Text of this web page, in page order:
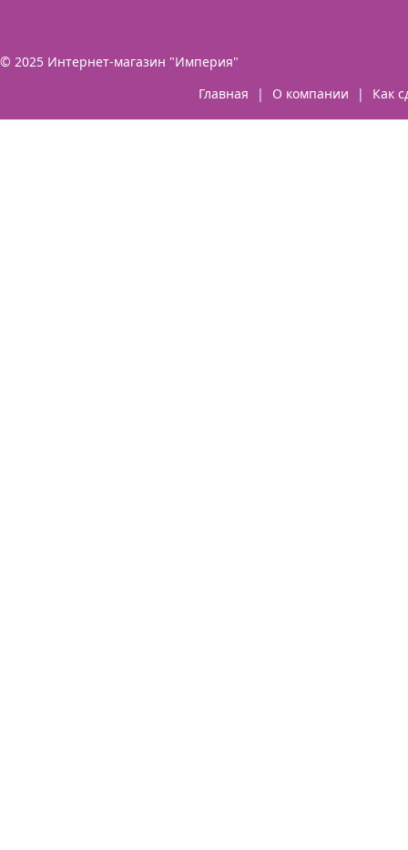
© 2025 Интернет-магазин "Империя"
Главная
| О компании | Как